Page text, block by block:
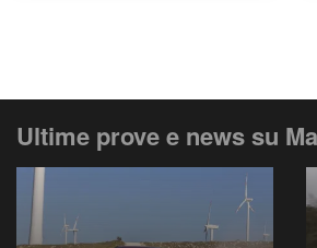
Ultime prove e news su